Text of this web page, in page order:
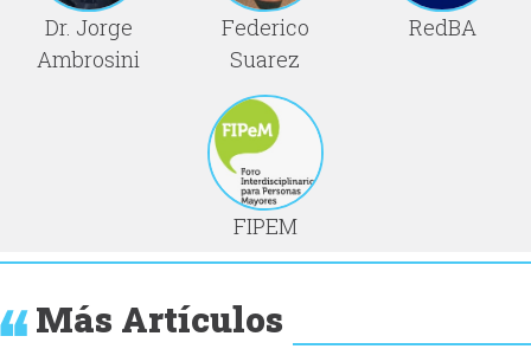
Dr. Jorge
Ambrosini
Federico
Suarez
RedBA
FIPEM
Más Artículos